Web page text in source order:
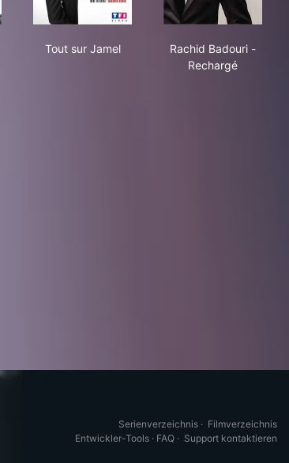
Tout sur Jamel
Rachid Badouri -
Rechargé
Serienverzeichnis · Filmverzeichnis
Entwickler-Tools · FAQ · Support kontaktieren